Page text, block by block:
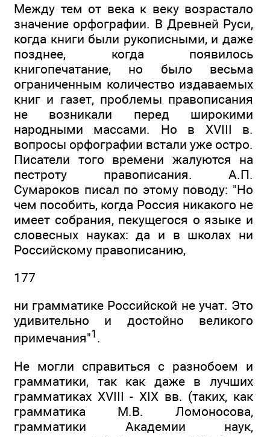
Между тем от века к веку возрастало
значение орфографии. В Древней Руси,
когда книги были рукописными, и даже
позднее, когда появилось
книгопечатание, но было весьма
ограниченным количество издаваемых
книг и газет, проблемы правописания
не возникали перед широкими
народными массами. Но в XVIII в.
вопросы орфографии встали уже остро.
Писатели того времени жалуются на
пестроту правописания. А.П.
Сумароков писал по этому поводу: "Но
чем пособить, когда Россия никакого не
имеет собрания, пекущегося о языке и
словесных науках: да и в школах ни
Российскому правописанию,
177
ни грамматике Российской не учат. Это
удивительно и достойно великого
примечания"1 .
Не могли справиться с разнобоем и
грамматики, так как даже в лучших
грамматиках XVIII - XIX вв. (таких, как
грамматика М.В. Ломоносова,
грамматики Академии наук,